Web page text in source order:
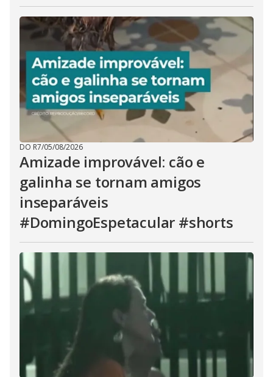
DO R7/05/08/2026
Amizade improvável: cão e
galinha se tornam amigos
inseparáveis
#DomingoEspetacular #shorts